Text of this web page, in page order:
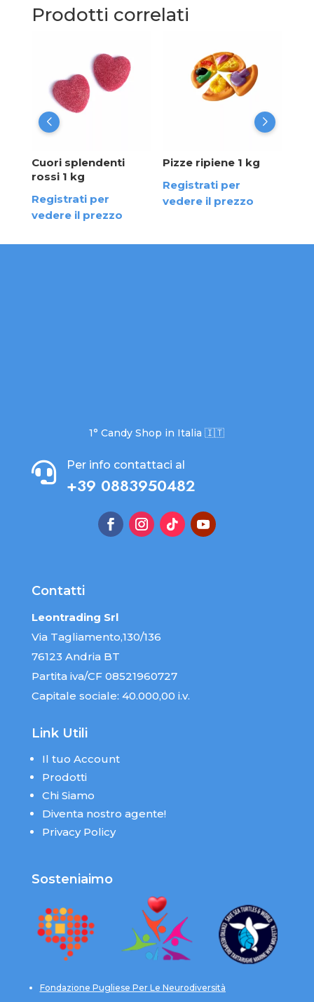
Prodotti correlati
Cuori splendenti
rossi 1 kg
Registrati per
vedere il prezzo
Pizze ripiene 1 kg
Registrati per
vedere il prezzo
1° Candy Shop in Italia 🇮🇹
 Per info contattaci al
+39 0883950482
Contatti
Leontrading Srl
Via Tagliamento,130/136
76123 Andria BT
Partita iva/CF 08521960727
Capitale sociale: 40.000,00 i.v.
Link Utili
Il tuo Account
Prodotti
Chi Siamo
Diventa nostro agente!
Privacy Policy
Sosteniaimo
Fondazione Pugliese Per Le Neurodiversità